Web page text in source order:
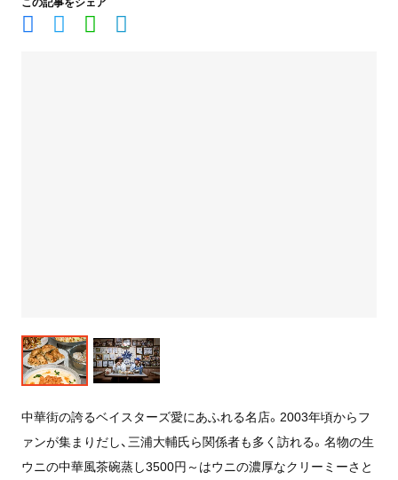
中華街の誇るベイスターズ愛にあふれる名店。2003年頃からフ
ァンが集まりだし、三浦大輔氏ら関係者も多く訪れる。名物の生
ウニの中華風茶碗蒸し3500円～はウニの濃厚なクリーミーさと